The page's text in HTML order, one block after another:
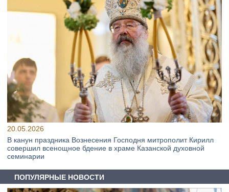
20.05.2026
В канун праздника Вознесения Господня митрополит Кирилл
совершил всенощное бдение в храме Казанской духовной
семинарии
ПОПУЛЯРНЫЕ НОВОСТИ